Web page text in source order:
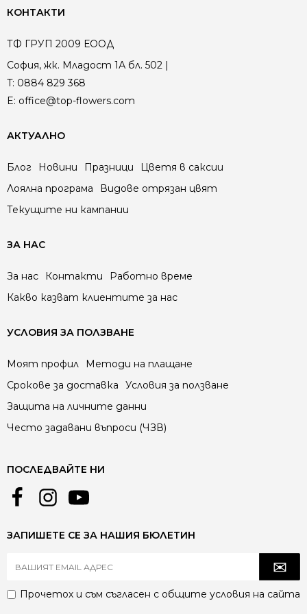
КОНТАКТИ
ТФ ГРУП 2009 ЕООД
София, жк. Младост 1А бл. 502 |
T: 0884 829 368
E: office@top-flowers.com
АКТУАЛНО
Блог Новини Празници
Цветя в саксии
Лоялна програма
Видове отрязан цвят
Текущите ни кампании
ЗА НАС
За нас Контакти
Работно време
Какво казват клиентите за нас
УСЛОВИЯ ЗА ПОЛЗВАНЕ
Моят профил
Методи на плащане
Срокове за доставка
Условия за ползване
Защита на личните данни
Често задавани въпроси (ЧЗВ)
ПОСЛЕДВАЙТЕ НИ
ЗАПИШЕТЕ СЕ ЗА НАШИЯ БЮЛЕТИН
Прочетох и съм съгласен с общите условия на сайта